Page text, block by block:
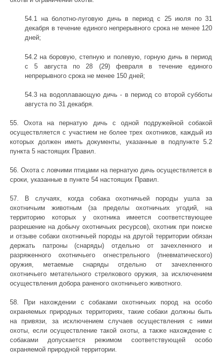
54.1 на болотно-луговую дичь в период с 25 июля по 31
декабря в течение единого непрерывного срока не менее 120
дней;
54.2 на боровую, степную и полевую, горную дичь в период
с 5 августа по 28 (29) февраля в течение единого
непрерывного срока не менее 150 дней;
54.3 на водоплавающую дичь - в период со второй субботы
августа по 31 декабря.
55. Охота на пернатую дичь с одной подружейной собакой
осуществляется с участием не более трех охотников, каждый из
которых должен иметь документы, указанные в подпункте 5.2
пункта 5 настоящих Правил.
56. Охота с ловчими птицами на пернатую дичь осуществляется в
сроки, указанные в пункте 54 настоящих Правил.
57. В случаях, когда собака охотничьей породы ушла за
охотничьим животным (за пределы охотничьих угодий, на
территорию которых у охотника имеется соответствующее
разрешение на добычу охотничьих ресурсов), охотник при поиске
и отзыве собаки охотничьей породы на другой территории обязан
держать патроны (снаряды) отдельно от зачехленного и
разряженного охотничьего огнестрельного (пневматического)
оружия, метаемые снаряды отдельно от зачехленного
охотничьего метательного стрелкового оружия, за исключением
осуществления добора раненого охотничьего животного.
58. При нахождении с собаками охотничьих пород на особо
охраняемых природных территориях, такие собаки должны быть
на привязи, за исключением случаев осуществления с ними
охоты, если осуществление такой охоты, а также нахождение с
собаками допускается режимом соответствующей особо
охраняемой природной территории.